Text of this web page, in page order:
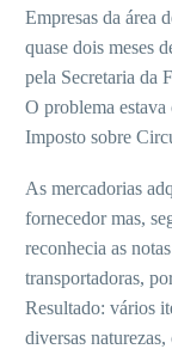
Empresas da área
quase dois meses
pela Secretaria da
O problema
Imposto sobre
As mercadorias
fornecedor mas,
reconhecia as
transportadoras,
Resultado: vários
diversas